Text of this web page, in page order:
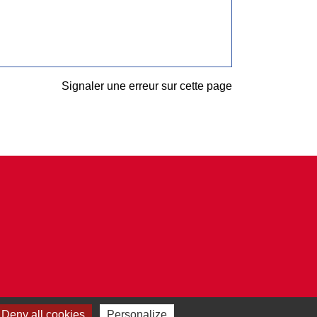
Signaler une erreur sur cette page
Deny all cookies Personalize